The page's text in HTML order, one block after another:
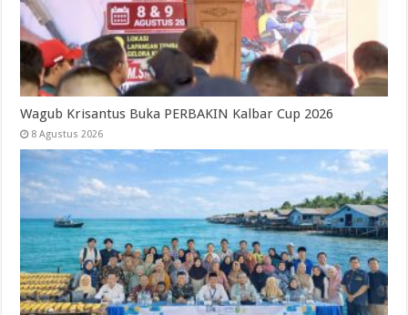
Wagub Krisantus Buka PERBAKIN Kalbar Cup 2026
8 Agustus 2026